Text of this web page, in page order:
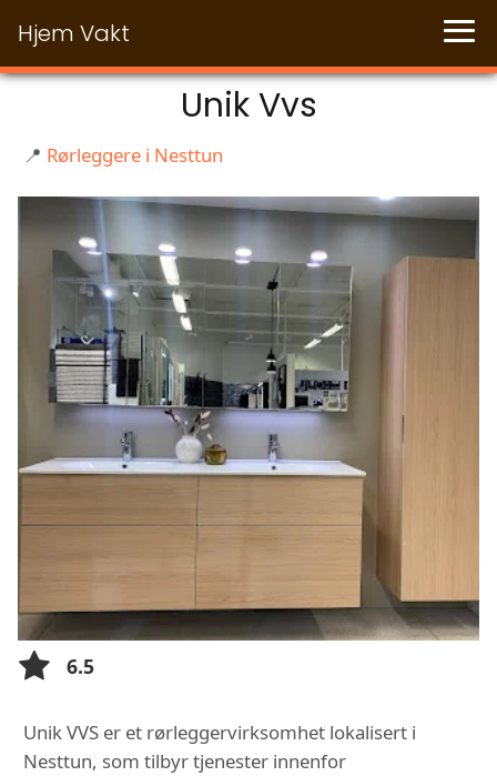
Hjem Vakt
Unik Vvs
📍 Rørleggere i Nesttun
6.5
Unik VVS er et rørleggervirksomhet lokalisert i
Nesttun, som tilbyr tjenester innenfor